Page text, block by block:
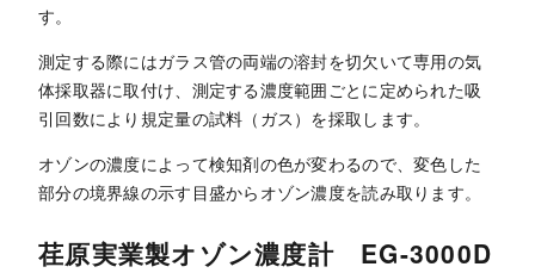
す。
測定する際にはガラス管の両端の溶封を切欠いて専用の気
体採取器に取付け、測定する濃度範囲ごとに定められた吸
引回数により規定量の試料（ガス）を採取します。
オゾンの濃度によって検知剤の色が変わるので、変色した
部分の境界線の示す目盛からオゾン濃度を読み取ります。
荏原実業製オゾン濃度計 EG-3000D